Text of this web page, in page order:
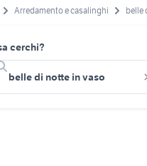
Arredamento e casalinghi belle
cerchi?